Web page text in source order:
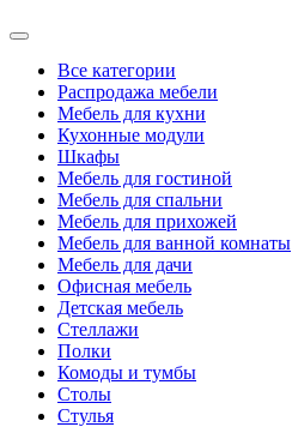
Все категории
Распродажа мебели
Мебель для кухни
Кухонные модули
Шкафы
Мебель для гостиной
Мебель для спальни
Мебель для прихожей
Мебель для ванной комнаты
Мебель для дачи
Офисная мебель
Детская мебель
Стеллажи
Полки
Комоды и тумбы
Столы
Стулья